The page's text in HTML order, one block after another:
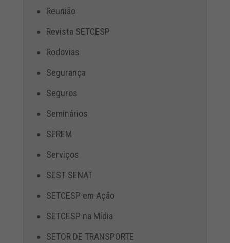
Reunião
Revista SETCESP
Rodovias
Segurança
Seguros
Seminários
SEREM
Serviços
SEST SENAT
SETCESP em Ação
SETCESP na Mídia
SETOR DE TRANSPORTE